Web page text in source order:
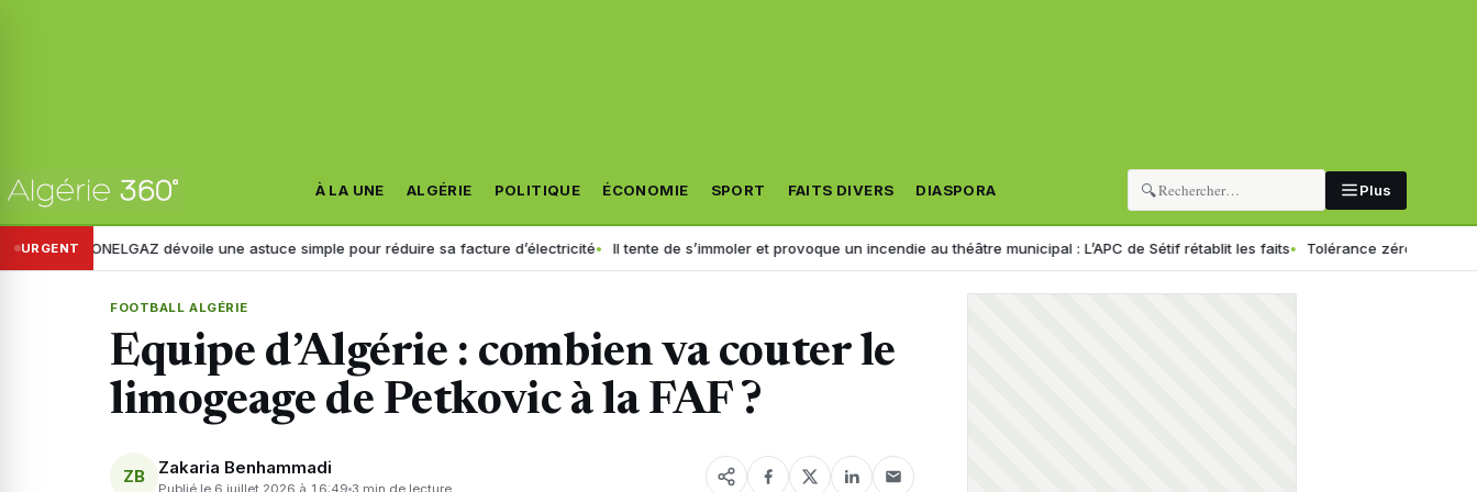
À LA UNE ALGÉRIE POLITIQUE ÉCONOMIE SPORT FAITS DIVERS DIASPORA 🔍 Plus
URGENT dévoile une astuce simple pour réduire sa facture d’électricité Il tente de s’immoler et provoque un incendie au théâtre municipal : L’APC de Sétif rétablit les faits Tolérance zéro pour les chauffeurs
FOOTBALL ALGÉRIE
Equipe d’Algérie : combien va couter le
limogeage de Petkovic à la FAF ?
ZB Zakaria Benhammadi
Publié le 6 juillet 2026 à 16:49 3 min de lecture